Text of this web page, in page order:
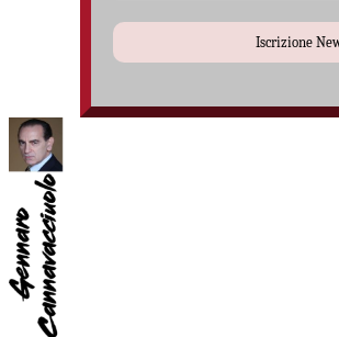
Iscrizione